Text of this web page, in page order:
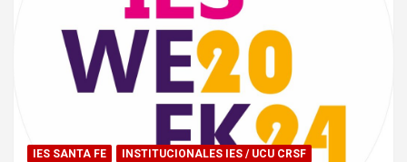
IES SANTA FE INSTITUCIONALES IES / UCU CRSF